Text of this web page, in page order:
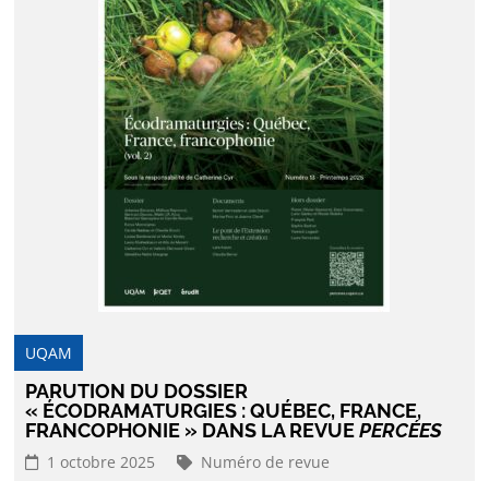
UQAM
PARUTION DU DOSSIER
« ÉCODRAMATURGIES : QUÉBEC, FRANCE,
FRANCOPHONIE » DANS LA REVUEPERCÉES
1 octobre 2025 Numéro de revue